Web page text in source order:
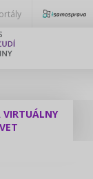
VIRTUÁLNY